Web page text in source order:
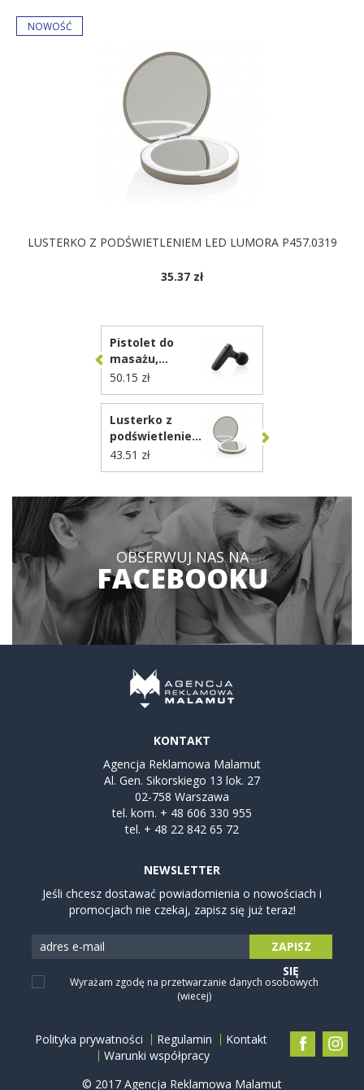
LUSTERKO Z PODŚWIETLENIEM LED LUMORA P457.0319
35.37 zł
Pistolet do
masażu,
masażer mięśni
P457.0101
50.15 zł
Lusterko z
podświetleniem
LED Lumora
P457.0319
43.51 zł
OBSERWUJ NAS NA
FACEBOOKU
KONTAKT
Agencja Reklamowa Malamut
Al. Gen. Sikorskiego 13 lok. 27
02-758 Warszawa
tel. kom. + 48 606 330 955
tel. + 48 22 842 65 72
NEWSLETTER
Jeśli chcesz dostawać powiadomienia o nowościach i
promocjach nie czekaj, zapisz się już teraz!
Wyrażam zgodę na przetwarzanie danych osobowych
(wiecej)
ZAPISZ
SIĘ
Polityka prywatności Regulamin
Kontakt
Warunki współpracy
© 2017 Agencja Reklamowa Malamut